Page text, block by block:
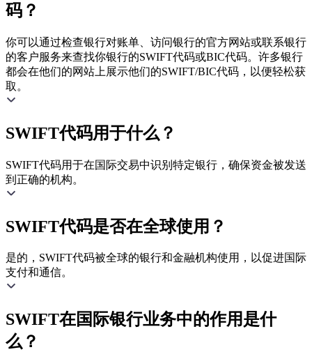
码？
你可以通过检查银行对账单、访问银行的官方网站或联系银行
的客户服务来查找你银行的SWIFT代码或BIC代码。许多银行
都会在他们的网站上展示他们的SWIFT/BIC代码，以便轻松获
取。
SWIFT代码用于什么？
SWIFT代码用于在国际交易中识别特定银行，确保资金被发送
到正确的机构。
SWIFT代码是否在全球使用？
是的，SWIFT代码被全球的银行和金融机构使用，以促进国际
支付和通信。
SWIFT在国际银行业务中的作用是什
么？